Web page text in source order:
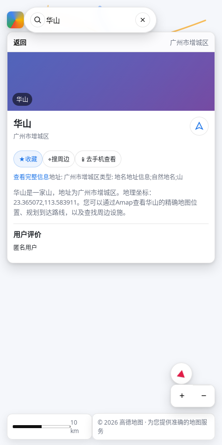
返回 广州市增城区
华山
华山
广州市增城区
★收藏 ⌖搜周边 📱 去手机查看
查看完整信息地址: 广州市增城区类型: 地名地址信息;自然地名;山
华山是一家山，地址为广州市增城区。地理坐标：
23.365072,113.583911。您可以通过Amap查看华山的精确地图位
置、规划到达路线，以及查找周边设施。
用户评价
匿名用户
+ −
10
km
© 2026 高德地图 · 为您提供准确的地图服
务